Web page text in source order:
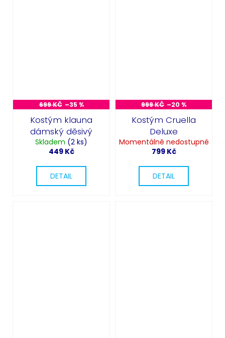
699 KČ –35 %
Kostým klauna
dámský děsivý
Skladem (2 ks)
449 Kč
DETAIL
999 KČ –20 %
Kostým Cruella
Deluxe
Momentálně nedostupné
799 Kč
DETAIL